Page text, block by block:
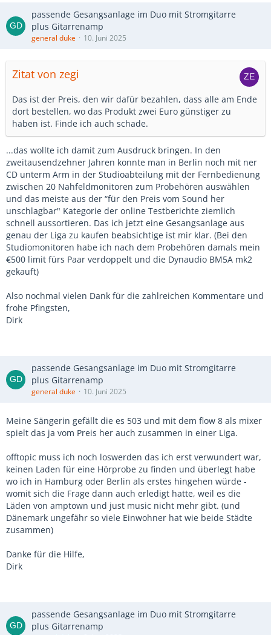
passende Gesangsanlage im Duo mit Stromgitarre
plus Gitarrenamp
general duke 10. Juni 2025
Zitat von zegi
Das ist der Preis, den wir dafür bezahlen, dass alle am Ende
dort bestellen, wo das Produkt zwei Euro günstiger zu
haben ist. Finde ich auch schade.
...das wollte ich damit zum Ausdruck bringen. In den
zweitausendzehner Jahren konnte man in Berlin noch mit ner
CD unterm Arm in der Studioabteilung mit der Fernbedienung
zwischen 20 Nahfeldmonitoren zum Probehören auswählen
und das meiste aus der “für den Preis vom Sound her
unschlagbar" Kategorie der online Testberichte ziemlich
schnell aussortieren. Das ich jetzt eine Gesangsanlage aus
genau der Liga zu kaufen beabsichtige ist mir klar. (Bei den
Studiomonitoren habe ich nach dem Probehören damals mein
€500 limit fürs Paar verdoppelt und die Dynaudio BM5A mk2
gekauft)
Also nochmal vielen Dank für die zahlreichen Kommentare und
frohe Pfingsten,
Dirk
passende Gesangsanlage im Duo mit Stromgitarre
plus Gitarrenamp
general duke 10. Juni 2025
Meine Sängerin gefällt die es 503 und mit dem flow 8 als mixer
spielt das ja vom Preis her auch zusammen in einer Liga.
offtopic muss ich noch loswerden das ich erst verwundert war,
keinen Laden für eine Hörprobe zu finden und überlegt habe
wo ich in Hamburg oder Berlin als erstes hingehen würde -
womit sich die Frage dann auch erledigt hatte, weil es die
Läden von amptown und just music nicht mehr gibt. (und
Dänemark ungefähr so viele Einwohner hat wie beide Städte
zusammen)
Danke für die Hilfe,
Dirk
passende Gesangsanlage im Duo mit Stromgitarre
plus Gitarrenamp